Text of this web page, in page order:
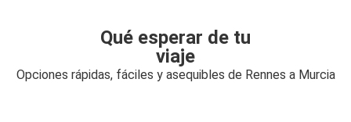
Qué esperar de tu
viaje
Opciones rápidas, fáciles y asequibles de Rennes a Murcia